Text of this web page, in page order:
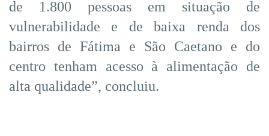
de 1.800 pessoas em situação de
vulnerabilidade e de baixa renda dos
bairros de Fátima e São Caetano e do
centro tenham acesso à alimentação de
alta qualidade”, concluiu.